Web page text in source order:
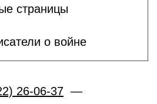
страницы
о войне
26-06-37 —